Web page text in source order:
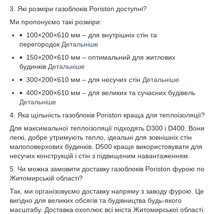
3. Які розміри газоблоків Poriston доступні?
Ми пропонуємо такі розміри:
100×200×610 мм – для внутрішніх стін та
перегородок Детальніше
150×200×610 мм – оптимальний для житлових
будинків Детальніше
300×200×610 мм – для несучих стін Детальніше
400×200×610 мм – для великих та сучасних будівель
Детальніше
4. Яка щільність газоблоків Poriston краща для теплоізоляції?
Для максимальної теплоізоляції підходять D300 і D400. Вони
легкі, добре утримують тепло, ідеальні для зовнішніх стін
малоповерхових будинків. D500 краще використовувати для
несучих конструкцій і стін з підвищеним навантаженням.
5. Чи можна замовити доставку газоблоків Poriston фурою по
Житомирській області?
Так, ми організовуємо доставку напряму з заводу фурою. Це
вигідно для великих обсягів та будівництва будь-якого
масштабу. Доставка охоплює всі міста Житомирської області: